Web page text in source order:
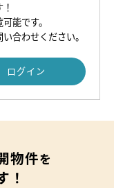
能です。
合わせください。
ログイン
物件を
！